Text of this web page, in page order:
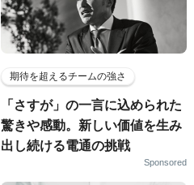
期待を超えるチームの強さ
「さすが」の一言に込められた
驚きや感動。新しい価値を生み
出し続ける電通の挑戦
Sponsored